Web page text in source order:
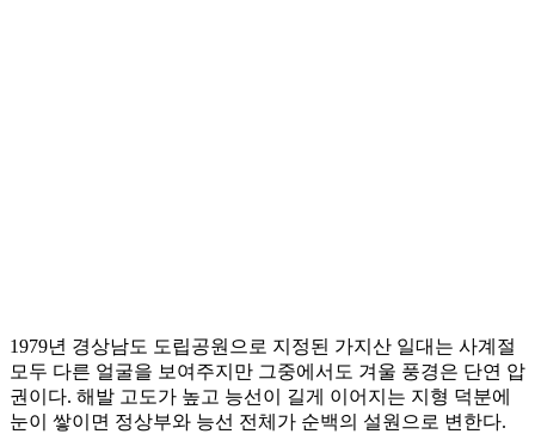
1979년 경상남도 도립공원으로 지정된 가지산 일대는 사계절
모두 다른 얼굴을 보여주지만 그중에서도 겨울 풍경은 단연 압
권이다. 해발 고도가 높고 능선이 길게 이어지는 지형 덕분에
눈이 쌓이면 정상부와 능선 전체가 순백의 설원으로 변한다.